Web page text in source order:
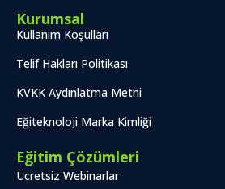
Kurumsal
Kullanım Koşulları
Telif Hakları Politikası
KVKK Aydınlatma Metni
Eğiteknoloji Marka Kimliği
Eğitim Çözümleri
Ücretsiz Webinarlar